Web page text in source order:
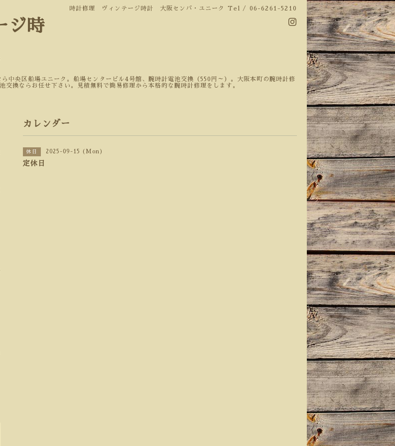
時計修理 ヴィンテージ時計 大阪センバ・ユニーク Tel / 06-6261-5210
ジ時
中央区船場ユニーク。船場センタービル4号館、腕時計電池交換（550円～）。大阪本町の腕時計修
換ならお任せ下さい。見積無料で簡易修理から本格的な腕時計修理をします。
カレンダー
休日 2025-09-15 (Mon)
定休日